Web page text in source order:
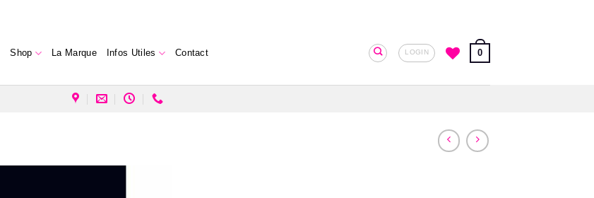
Shop La Marque Infos Utiles Contact LOGIN 0